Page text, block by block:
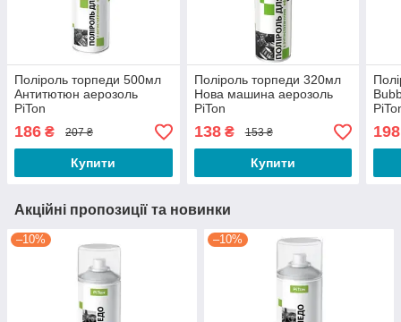
Поліроль торпеди 500мл
Антитютюн аерозоль
PiTon
186 ₴ 207 ₴
Купити
Поліроль торпеди 320мл
Нова машина аерозоль
PiTon
138₴ 153 ₴
Купити
198
Акційні пропозиції та новинки
–10% –10%